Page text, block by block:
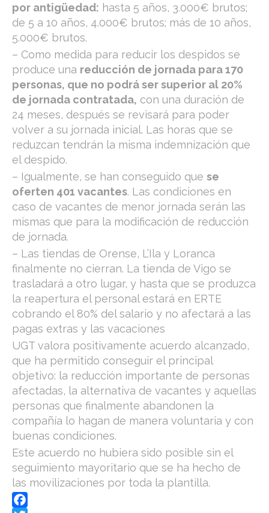
por antigüedad: hasta 5 años, 3.000€ brutos;
de 5 a 10 años, 4.000€ brutos; más de 10 años,
5.000€ brutos.
– Como medida para reducir los despidos se
produce una reducción de jornada para 170
personas, que no podrá ser superior al 20%
de jornada contratada, con una duración de
24 meses, después se revisará para poder
volver a su jornada inicial. Las horas que se
reduzcan tendrán la misma indemnización que
el despido.
– Igualmente, se han conseguido que se
oferten 401 vacantes. Las condiciones en
caso de vacantes de menor jornada serán las
mismas que para la modificación de reducción
de jornada.
– Las tiendas de Orense, L’Ila y Loranca
finalmente no cierran. La tienda de Vigo se
trasladará a otro lugar, y hasta que se produzca
la reapertura el personal estará en ERTE
cobrando el 80% del salario y no afectará a las
pagas extras y las vacaciones
UGT valora positivamente acuerdo alcanzado,
que ha permitido conseguir el principal
objetivo: la reducción importante de personas
afectadas, la alternativa de vacantes y aquellas
personas que finalmente abandonen la
compañía lo hagan de manera voluntaria y con
buenas condiciones.
Este acuerdo no hubiera sido posible sin el
seguimiento mayoritario que se ha hecho de
las movilizaciones por toda la plantilla.